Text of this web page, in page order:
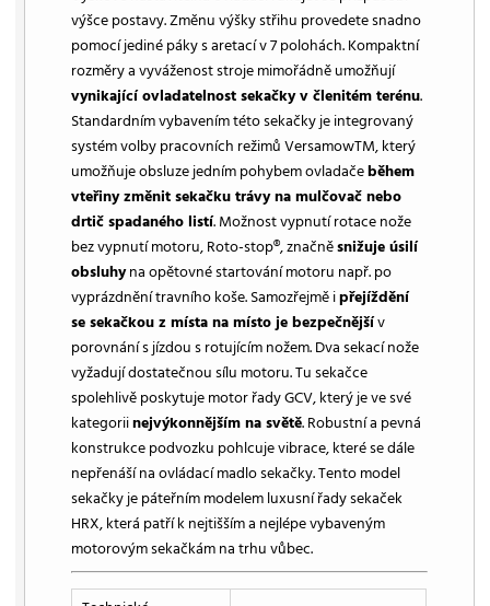
výšce postavy. Změnu výšky střihu provedete snadno
pomocí jediné páky s aretací v 7 polohách. Kompaktní
rozměry a vyváženost stroje mimořádně umožňují
vynikající ovladatelnost sekačky v členitém terénu.
Standardním vybavením této sekačky je integrovaný
systém volby pracovních režimů VersamowTM, který
umožňuje obsluze jedním pohybem ovladačeběhem
vteřiny změnit sekačku trávy na mulčovač nebo
drtič spadaného listí. Možnost vypnutí rotace nože
bez vypnutí motoru, Roto-stop®, značněsnižuje úsilí
obsluhyna opětovné startování motoru např. po
vyprázdnění travního koše. Samozřejmě ipřejíždění
se sekačkou z místa na místo je bezpečnějšív
porovnání s jízdou s rotujícím nožem. Dva sekací nože
vyžadují dostatečnou sílu motoru. Tu sekačce
spolehlivě poskytuje motor řady GCV, který je ve své
kategoriinejvýkonnějším na světě. Robustní a pevná
konstrukce podvozku pohlcuje vibrace, které se dále
nepřenáší na ovládací madlo sekačky. Tento model
sekačky je páteřním modelem luxusní řady sekaček
HRX, která patří k nejtišším a nejlépe vybaveným
motorovým sekačkám na trhu vůbec.